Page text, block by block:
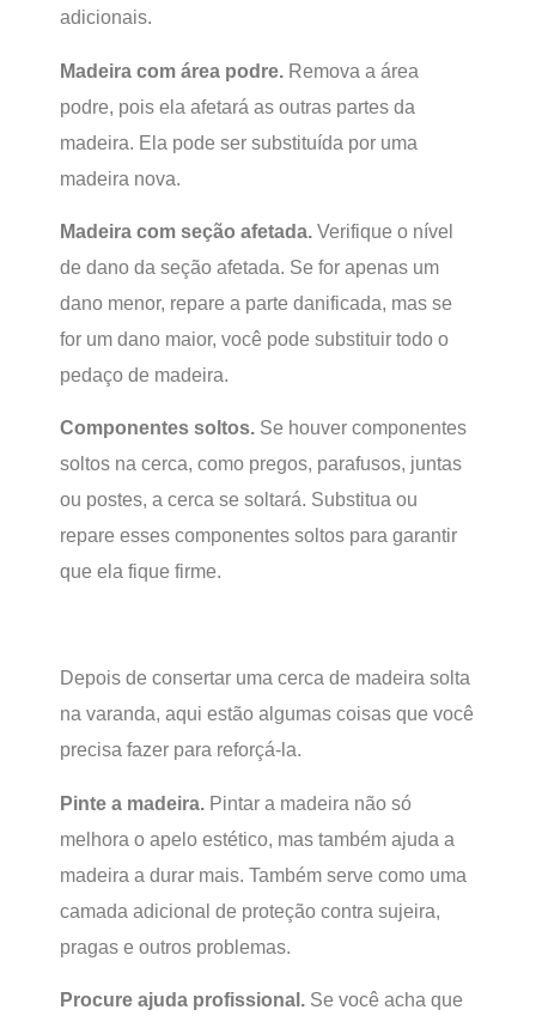
adicionais.
Madeira com área podre. Remova a área
podre, pois ela afetará as outras partes da
madeira. Ela pode ser substituída por uma
madeira nova.
Madeira com seção afetada. Verifique o nível
de dano da seção afetada. Se for apenas um
dano menor, repare a parte danificada, mas se
for um dano maior, você pode substituir todo o
pedaço de madeira.
Componentes soltos. Se houver componentes
soltos na cerca, como pregos, parafusos, juntas
ou postes, a cerca se soltará. Substitua ou
repare esses componentes soltos para garantir
que ela fique firme.
Depois de consertar uma cerca de madeira solta
na varanda, aqui estão algumas coisas que você
precisa fazer para reforçá-la.
Pinte a madeira. Pintar a madeira não só
melhora o apelo estético, mas também ajuda a
madeira a durar mais. Também serve como uma
camada adicional de proteção contra sujeira,
pragas e outros problemas.
Procure ajuda profissional. Se você acha que